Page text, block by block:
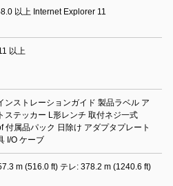
以上 Internet Explorer 11
以上
ンストレーションガイド 製品ラベル ア
ステッカー L形レンチ 取付ネジ一式
付属品パック 日除け アダプタプレート
I/O ケーブ
m (516.0 ft) テレ: 378.2 m (1240.6 ft)